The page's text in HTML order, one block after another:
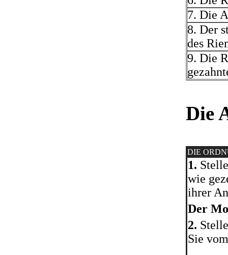
7. Die
8. Der
des
9. Die
Die
DIE
1.
wie
ihrer
Der
2.
Sie